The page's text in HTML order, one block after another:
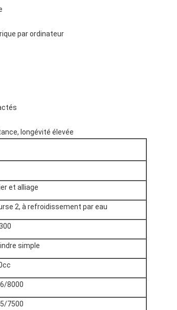
par ordinateur
longévité élevée
et alliage
2, à refroidissement par eau
simple
8000
7500